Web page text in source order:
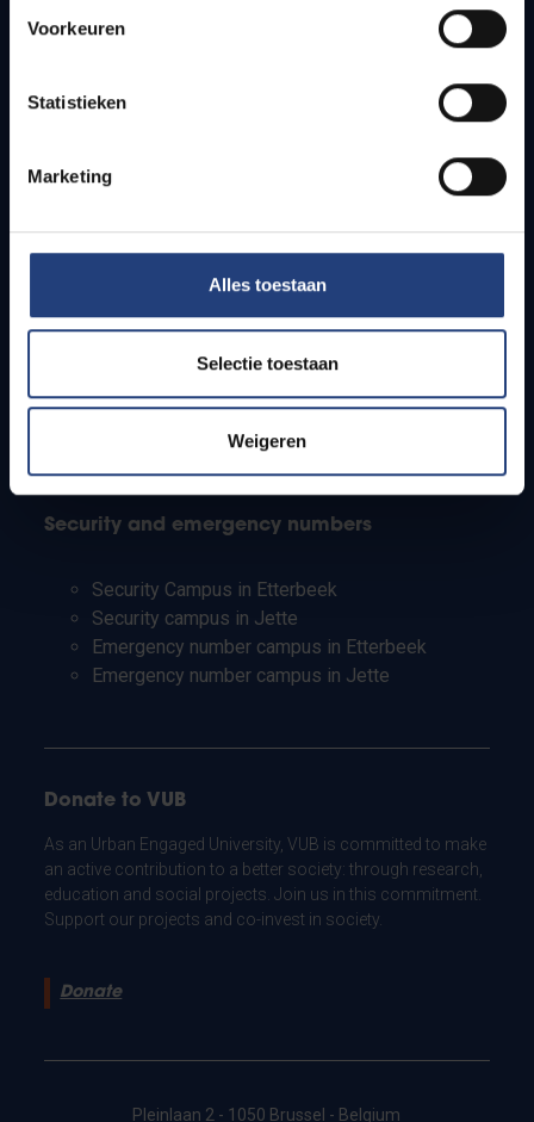
Voorkeuren
Statistieken
Marketing
Alles toestaan
Selectie toestaan
Weigeren
How to get to the VUB campuses
Students
PhD students
Teachers and secondary schools
Working students
Security and emergency numbers
Security Campus in Etterbeek
Security campus in Jette
Emergency number campus in Etterbeek
Emergency number campus in Jette
Donate to VUB
As an Urban Engaged University, VUB is committed to make
an active contribution to a better society: through research,
education and social projects. Join us in this commitment.
Support our projects and co-invest in society.
Donate
Pleinlaan 2 - 1050 Brussel - Belgium